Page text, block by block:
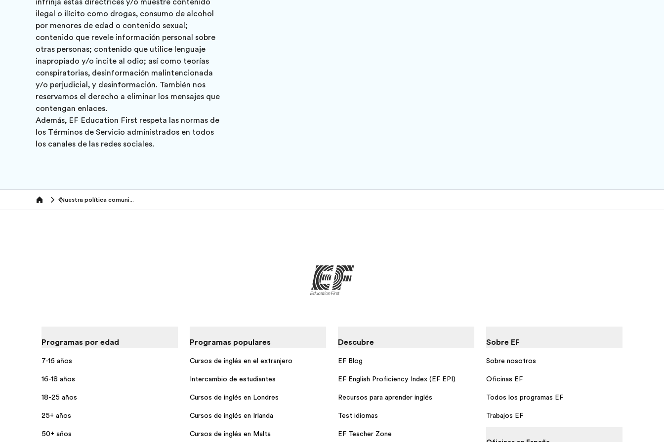
infrinja estas directrices y/o muestre contenido
ilegal o ilícito como drogas, consumo de alcohol
por menores de edad o contenido sexual;
contenido que revele información personal sobre
otras personas; contenido que utilice lenguaje
inapropiado y/o incite al odio; así como teorías
conspiratorias, desinformación malintencionada
y/o perjudicial, y desinformación. También nos
reservamos el derecho a eliminar los mensajes que
contengan enlaces.
Además, EF Education First respeta las normas de
los Términos de Servicio administrados en todos
los canales de las redes sociales.
Home Nuestra política comunitaria en las redes sociales
Programas por edad
7-16 años
16-18 años
18-25 años
25+ años
50+ años
Programas populares
Cursos de inglés en el extranjero
Intercambio de estudiantes
Cursos de inglés en Londres
Cursos de inglés en Irlanda
Cursos de inglés en Malta
Descubre
EF Blog
EF English Proficiency Index (EF EPI)
Recursos para aprender inglés
Test idiomas
EF Teacher Zone
Sobre EF
Sobre nosotros
Oficinas EF
Todos los programas EF
Trabajos EF